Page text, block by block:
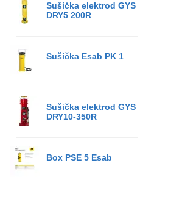
Sušička elektrod GYS
DRY5 200R
Sušička Esab PK 1
Sušička elektrod GYS
DRY10-350R
Box PSE 5 Esab